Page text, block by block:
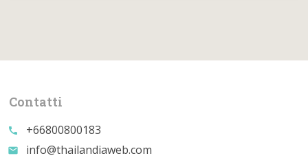
Contatti
call +66800800183
email info@thailandiaweb.com